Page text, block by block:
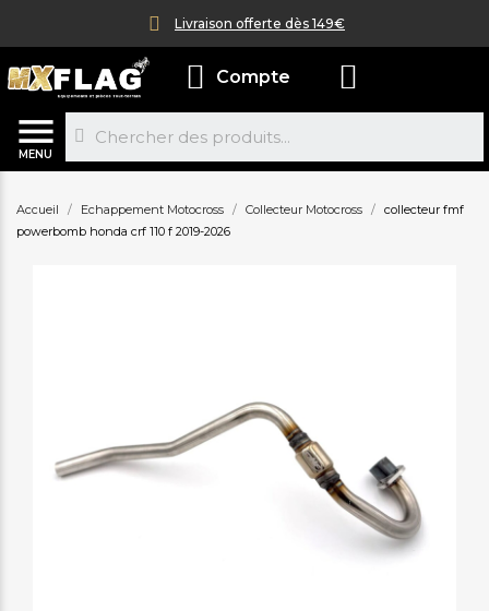
Livraison offerte dès 149€
MENU
Compte
Accueil Echappement Motocross Collecteur Motocross
collecteur fmf
powerbomb honda crf 110 f 2019-2026